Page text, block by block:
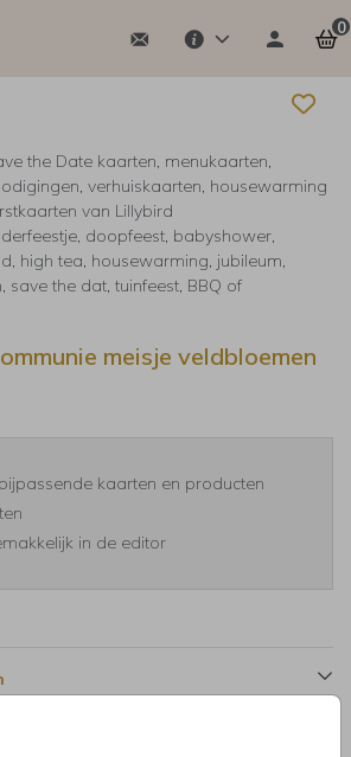
0
the Date kaarten, menukaarten,
verhuiskaarten, housewarming
van Lillybird
doopfeest, babyshower,
high tea, housewarming, jubileum,
save the dat, tuinfeest, BBQ of
meisje veldbloemen
kaarten en producten
in de editor